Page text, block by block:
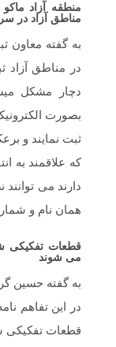
منطقه آزاد
مناطق آزاد در
به گفته معاون
در مناطق
دچار مشکل
بصورت
ثبت نمایند و
که علاقمند به
دارند می
همان نام و
قطعات تفکیکی
می شوند
به گفته حسین
در این تفاهم
قطعات تفکیکی